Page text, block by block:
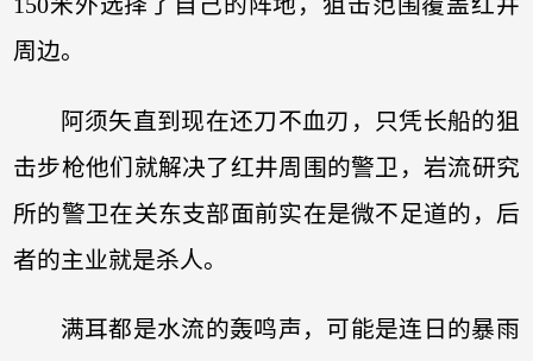
周边。
阿须矢直到现在还刀不血刃，只凭长船的狙
击步枪他们就解决了红井周围的警卫，岩流研究
所的警卫在关东支部面前实在是微不足道的，后
者的主业就是杀人。
满耳都是水流的轰鸣声，可能是连日的暴雨